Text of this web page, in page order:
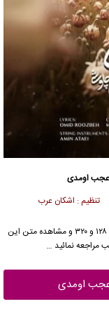
عجب اومدی
تنظیم : اشکان عرب
با کیفیت ۱۲۸ و ۳۲۰ و مشاهده متن این
مراجعه نمائید …
اومدی